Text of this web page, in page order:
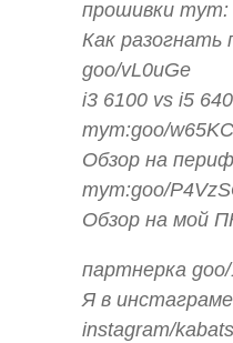
прошивки тут:
Как разогнать
goo/vL0uGe
i3 6100 vs i5
тут:goo/
Обзор на
тут:goo/
Обзор на мой
партнерка
Я в
instagram/